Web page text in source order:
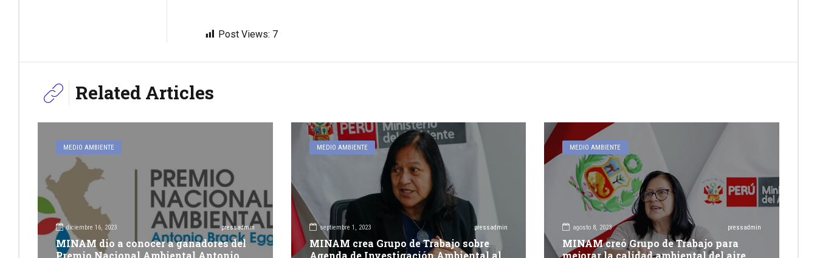
Post Views: 7
Related Articles
MEDIO AMBIENTE
diciembre 16, 2023 pressadmin
MINAM dio a conocer a ganadores del
Premio Nacional Ambiental Antonio
MEDIO AMBIENTE
septiembre 1, 2023 pressadmin
MINAM crea Grupo de Trabajo sobre
Agenda de Investigación Ambiental al
MEDIO AMBIENTE
agosto 8, 2023 pressadmin
MINAM creó Grupo de Trabajo para
mejorar la calidad ambiental del aire